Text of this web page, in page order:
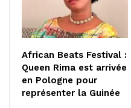
African Beats Festival :
Queen Rima est arrivée
en Pologne pour
représenter la Guinée